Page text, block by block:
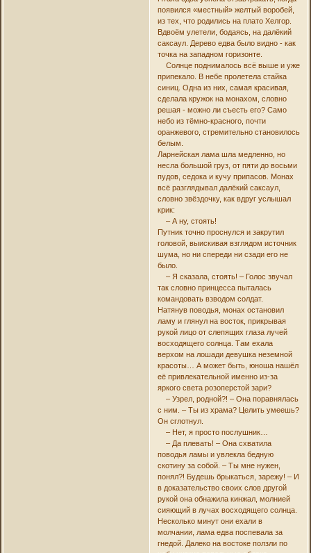
появился «местный» желтый воробей,
из тех, что родились на плато Хелгор.
Вдвоём улетели, бодаясь, на далёкий
саксаул. Дерево едва было видно - как
точка на западном горизонте.
Солнце поднималось всё выше и уже
припекало. В небе пролетела стайка
синиц. Одна из них, самая красивая,
сделала кружок на монахом, словно
решая - можно ли съесть его? Само
небо из тёмно-красного, почти
оранжевого, стремительно становилось
белым.
Ларнейская лама шла медленно, но
несла большой груз, от пяти до восьми
пудов, седока и кучу припасов. Монах
всё разглядывал далёкий саксаул,
словно звёздочку, как вдруг услышал
крик:
– А ну, стоять!
Путник точно проснулся и закрутил
головой, выискивая взглядом источник
шума, но ни спереди ни сзади его не
было.
– Я сказала, стоять! – Голос звучал
так словно принцесса пыталась
командовать взводом солдат.
Натянув поводья, монах остановил
ламу и глянул на восток, прикрывая
рукой лицо от слепящих глаза лучей
восходящего солнца. Там ехала
верхом на лошади девушка неземной
красоты… А может быть, юноша нашёл
её привлекательной именно из-за
яркого света розоперстой зари?
– Узрел, родной?! – Она поравнялась
с ним. – Ты из храма? Целить умеешь?
Он сглотнул.
– Нет, я просто послушник…
– Да плевать! – Она схватила
поводья ламы и увлекла бедную
скотину за собой. – Ты мне нужен,
понял?! Будешь брыкаться, зарежу! – И
в доказательство своих слов другой
рукой она обнажила кинжал, молнией
сияющий в лучах восходящего солнца.
Несколько минут они ехали в
молчании, лама едва поспевала за
гнедой. Далеко на востоке ползли по